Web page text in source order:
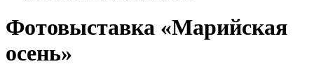
Фотовыставка «Марийская
осень»